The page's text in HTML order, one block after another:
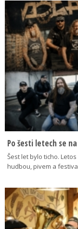
Po šesti letech se
Šest let bylo ticho.
hudbou, pivem a